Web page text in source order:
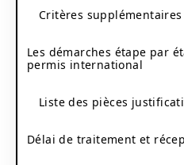
Critères
Les démarches étape par
permis international
Liste des pièces
Délai de traitement et